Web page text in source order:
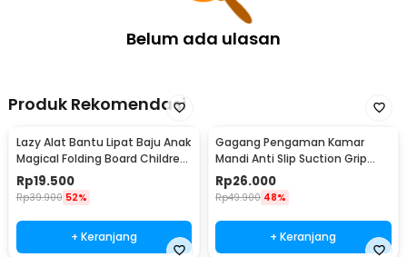
Belum ada ulasan
Produk Rekomendasi
Lazy Alat Bantu Lipat Baju Anak
Magical Folding Board Children
Cloth - 002
Rp19.500
Rp39.900 52%
+ Keranjang
Gagang Pengaman Kamar
Mandi Anti Slip Suction Grip
Handle Safety - SG-188
Rp26.000
Rp49.900 48%
+ Keranjang